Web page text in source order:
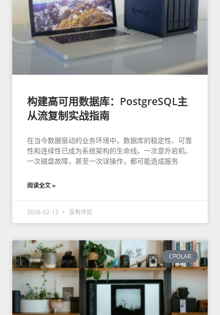
构建高可用数据库：PostgreSQL主
从流复制实战指南
在当今数据驱动的业务环境中，数据库的稳定性、可靠
性和连续性已成为系统架构的生命线。一次意外宕机、
一次磁盘故障，甚至一次误操作，都可能造成服务
阅读全文 »
2026-02-13 没有评论
CPOLAR